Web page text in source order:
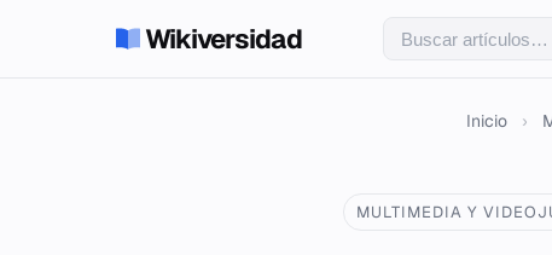
Wikiversidad
Inicio ›
MULTIMEDIA Y